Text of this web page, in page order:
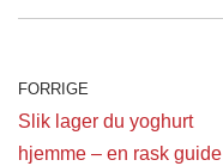
FORRIGE
Slik lager du yoghurt
hjemme – en rask guide